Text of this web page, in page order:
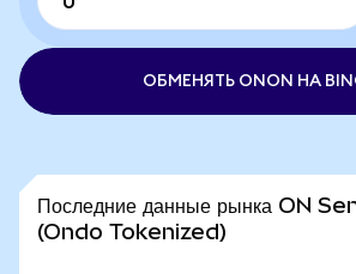
ОБМЕНЯТЬ ONON НА
Последние данные рынка ON
(Ondo Tokenized)